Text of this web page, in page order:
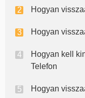
Hogyan
Hogyan
Hogyan kell
Telefon
Hogyan